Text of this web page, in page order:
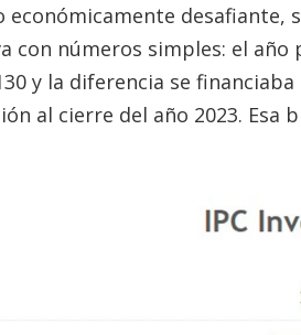
económicamente
con números simples: el año
y la diferencia se
al cierre del año 2023. Esa